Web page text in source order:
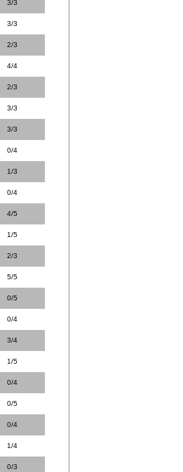
3/3
3/3
2/3
4/4
2/3
3/3
3/3
0/4
1/3
0/4
4/5
1/5
2/3
5/5
0/5
0/4
3/4
1/5
0/4
0/5
0/4
1/4
0/3